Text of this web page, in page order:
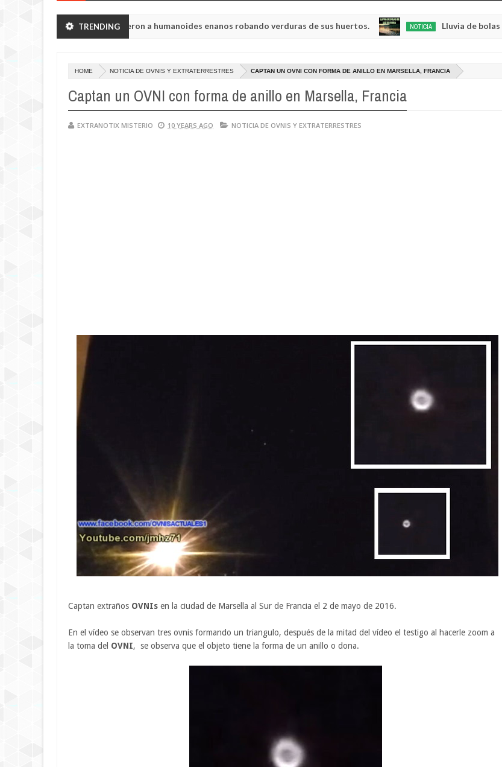
TRENDING
de Chelyabinsk vieron a humanoides enanos robando verduras de sus huertos. NOTICIA Lluvia de bolas
HOME NOTICIA DE OVNIS Y EXTRATERRESTRES CAPTAN UN OVNI CON FORMA DE ANILLO EN MARSELLA, FRANCIA
Captan un OVNI con forma de anillo en Marsella, Francia
EXTRANOTIX MISTERIO 10 YEARS AGO NOTICIA DE OVNIS Y EXTRATERRESTRES
Captan extraños OVNIs en la ciudad de Marsella al Sur de Francia el 2 de mayo de 2016.
En el vídeo se observan tres ovnis formando un triangulo, después de la mitad del vídeo el testigo al hacerle zoom a
la toma del OVNI, se observa que el objeto tiene la forma de un anillo o dona.